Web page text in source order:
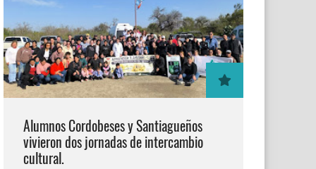
Alumnos Cordobeses y Santiagueños
vivieron dos jornadas de intercambio
cultural.